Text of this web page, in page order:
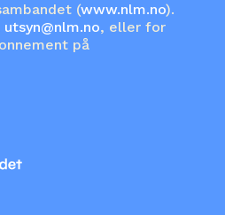
(www.nlm.no).
utsyn@nlm.no, eller for
på